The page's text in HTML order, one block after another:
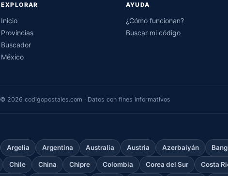
EXPLORAR
Inicio
Provincias
Buscador
México
AYUDA
¿Cómo funcionan?
Buscar mi código
© 2026 codigopostales.com · Datos con fines informativos
Argelia Argentina Australia Austria Azerbaiyán
Chile China Chipre Colombia Corea del Sur Costa